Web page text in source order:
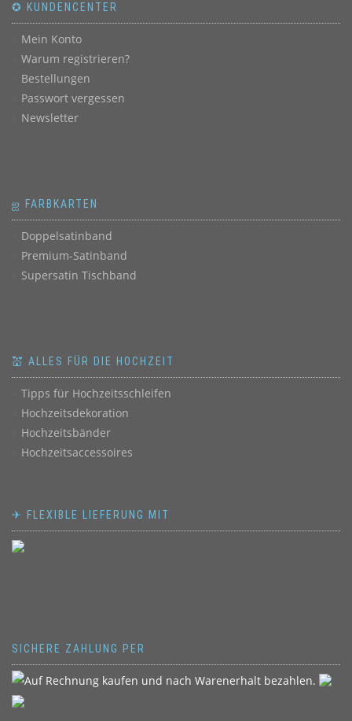
✪ KUNDENCENTER
Mein Konto
Warum registrieren?
Bestellungen
Passwort vergessen
Newsletter
ஐ FARBKARTEN
Doppelsatinband
Premium-Satinband
Supersatin Tischband
💒 ALLES FÜR DIE HOCHZEIT
Tipps für Hochzeitsschleifen
Hochzeitsdekoration
Hochzeitsbänder
Hochzeitsaccessoires
✈ FLEXIBLE LIEFERUNG MIT
SICHERE ZAHLUNG PER